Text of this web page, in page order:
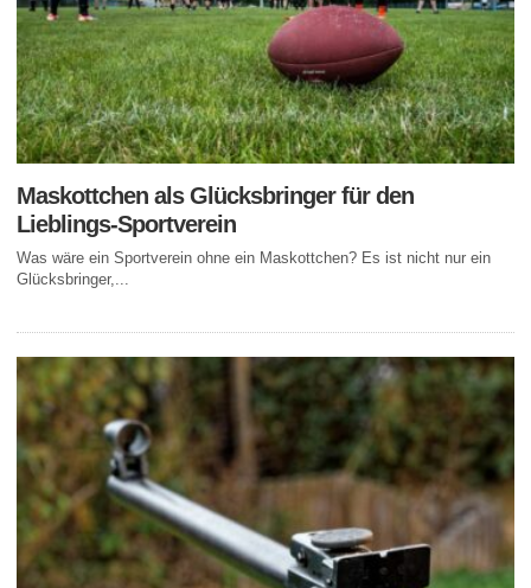
Maskottchen als Glücksbringer für den
Lieblings-Sportverein
Was wäre ein Sportverein ohne ein Maskottchen? Es ist nicht nur ein
Glücksbringer,...